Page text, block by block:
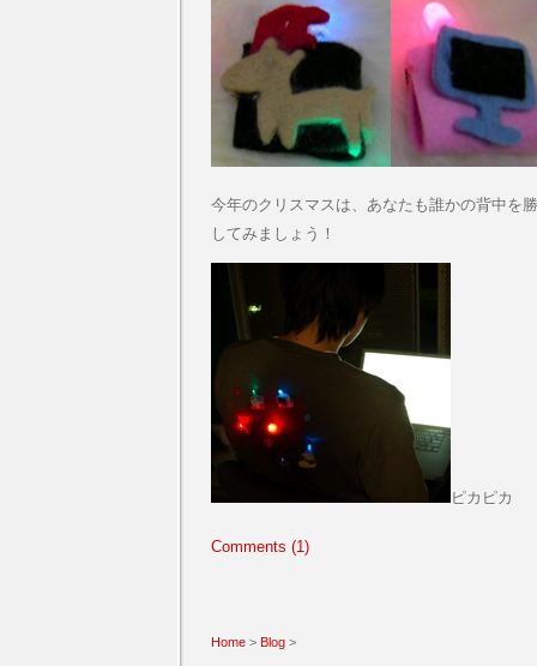
今年のクリスマスは、あなたも誰かの背中を
してみましょう！
ピカピカ
Comments (1)
Home > Blog >